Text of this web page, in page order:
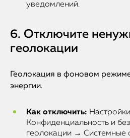
уведомлений.
6. Отключите
геолокации
Геолокация в фоновом
энергии.
Как отключить:
Конфиденциальность и
геолокации → Системные